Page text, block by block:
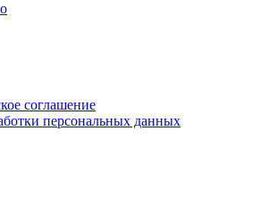
соглашение
персональных данных